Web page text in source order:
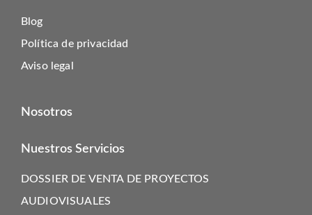
Blog
Política de privacidad
Aviso legal
Nosotros
Nuestros Servicios
DOSSIER DE VENTA DE PROYECTOS
AUDIOVISUALES